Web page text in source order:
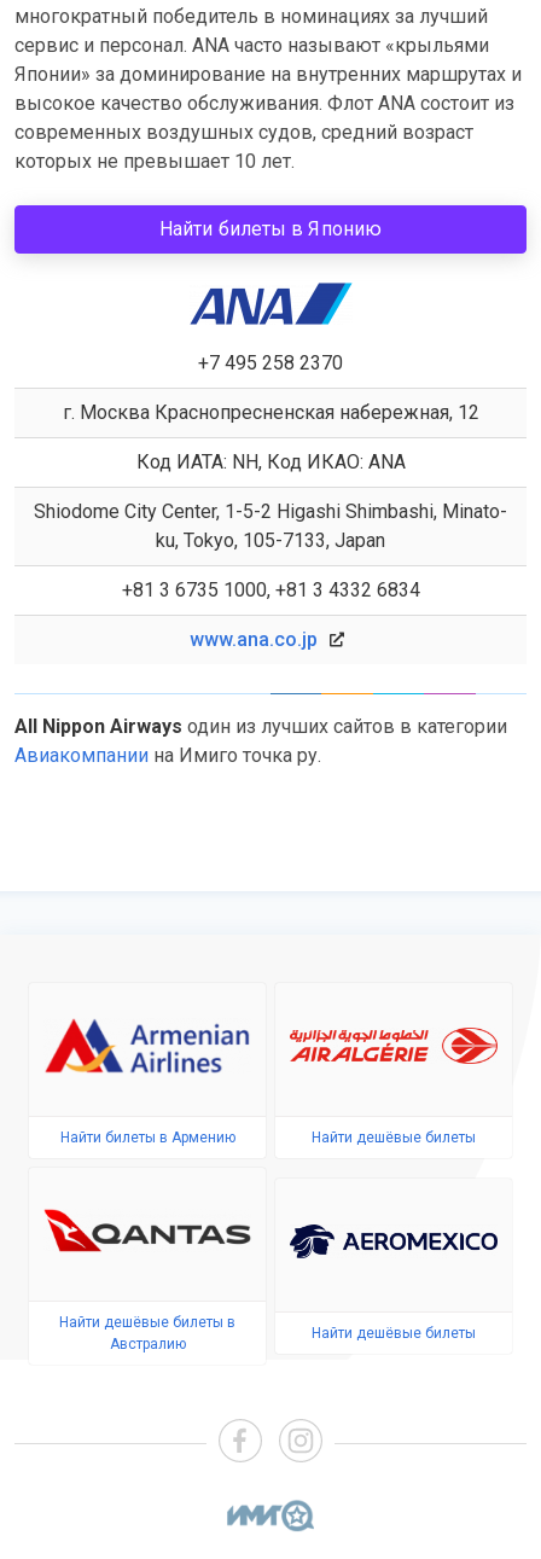
многократный победитель в номинациях за лучший
сервис и персонал. ANA часто называют «крыльями
Японии» за доминирование на внутренних маршрутах и
высокое качество обслуживания. Флот ANA cостоит из
современных воздушных судов, средний возраст
которых не превышает 10 лет.
Найти билеты в Японию
+7 495 258 2370
г. Москва Краснопресненская набережная, 12
Код ИАТА: NH, Код ИКАО: ANA
Shiodome City Center, 1-5-2 Higashi Shimbashi, Minato-
ku, Tokyo, 105-7133, Japan
+81 3 6735 1000, +81 3 4332 6834
www.ana.co.jp
All Nippon Airways один из лучших сайтов в категории
Авиакомпании на Имиго точка ру.
Найти билеты в Армению Найти дешёвые билеты
Найти дешёвые билеты в
Австралию
Найти дешёвые билеты